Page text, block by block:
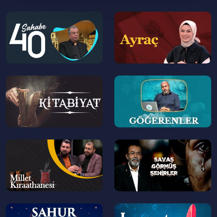
01:01:00Akdeniz Medeniyetlerine Mensup
İnsanların Davranış Kalıpları
01:21:00Mitoloji ve Felsefe Anlayışıyla Ünlü
>
--
--
--
>
--
>
--
--